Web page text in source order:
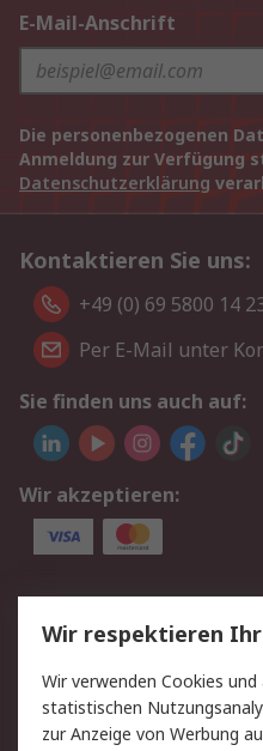
E-Mail-Anschrift
Die personenbezogenen
Anmeldung zur Verfügung
Datenschutzerklärung
Kontaktieren Sie uns:
+49 (0) 69 5800 14
Per E-Mail unter
Sie finden uns auch auf:
Wir akzeptieren:
Service
Value Added Services
Rücksendungen
Hilfe
Wir respektieren
Wir verwenden Cookies
statistischen
zur Anzeige von Werbung